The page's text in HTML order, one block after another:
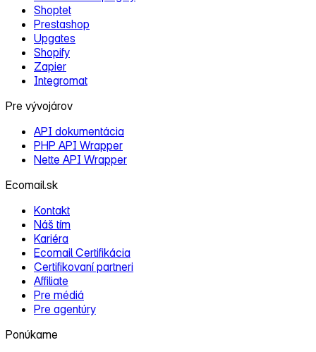
Shoptet
Prestashop
Upgates
Shopify
Zapier
Integromat
Pre vývojárov
API dokumentácia
PHP API Wrapper
Nette API Wrapper
Ecomail.sk
Kontakt
Náš tím
Kariéra
Ecomail Certifikácia
Certifikovaní partneri
Affiliate
Pre médiá
Pre agentúry
Ponúkame